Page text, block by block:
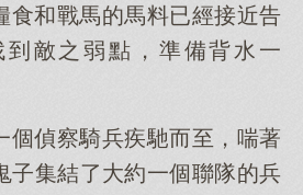
食和戰馬的馬料已經接近告
敵之弱點，準備背水一
個偵察騎兵疾馳而至，喘著
子集結了大約一個聯隊的兵